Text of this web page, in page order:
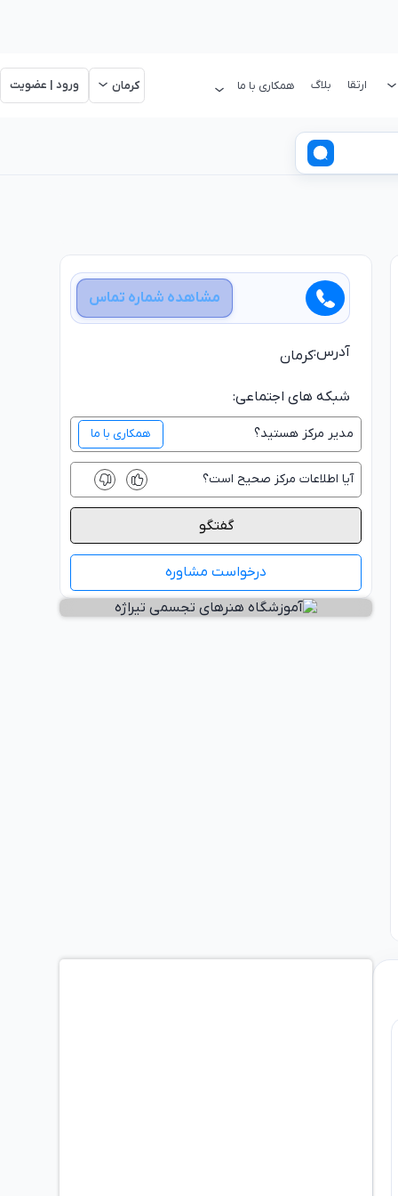
ارتقا بلاگ همکاری با ما کرمان ورود | عضویت
مشاهده شماره تماس
آدرس:کرمان
شبکه های اجتماعی:
مدیر مرکز هستید؟ همکاری با ما
آیا اطلاعات مرکز صحیح است؟
گفتگو
درخواست مشاوره